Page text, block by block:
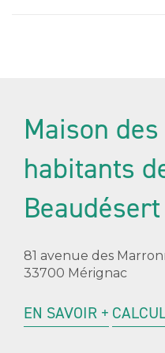
Maison des
habitants
Beaudésert
81 avenue des
33700 Mérignac
EN SAVOIR +